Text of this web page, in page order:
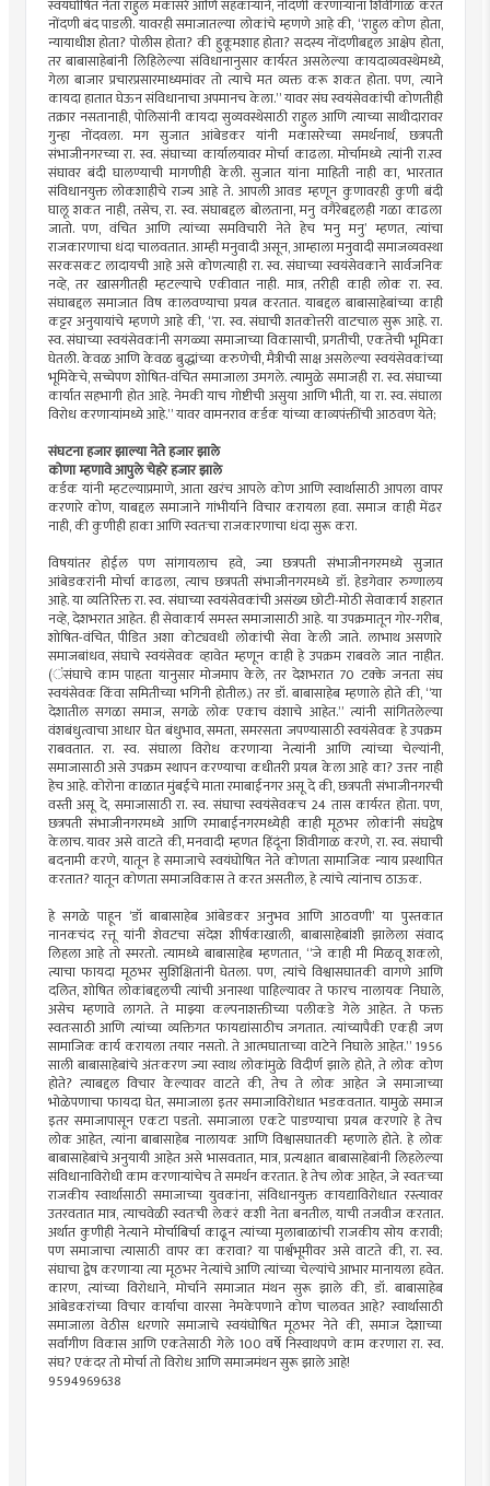
स्वयंघोषित नेता राहुल मकासरे आणि सहकाऱ्याने, नोंदणी करणाऱ्यांना शिवीगाळ करत
नोंदणी बंद पाडली. यावरही समाजातल्या लोकांचे म्हणणे आहे की, “राहुल कोण होता,
न्यायाधीश होता? पोलीस होता? की हुकूमशाह होता? सदस्य नोंदणीबद्दल आक्षेप होता,
तर बाबासाहेबांनी लिहिलेल्या संविधानानुसार कार्यरत असलेल्या कायदाव्यवस्थेमध्ये,
गेला बाजार प्रचारप्रसारमाध्यमांवर तो त्याचे मत व्यक्त करू शकत होता. पण, त्याने
कायदा हातात घेऊन संविधानाचा अपमानच केला.” यावर संघ स्वयंसेवकांची कोणतीही
तक्रार नसतानाही, पोलिसांनी कायदा सुव्यवस्थेसाठी राहुल आणि त्याच्या साथीदारावर
गुन्हा नोंदवला. मग सुजात आंबेडकर यांनी मकासरेच्या समर्थनार्थ, छत्रपती
संभाजीनगरच्या रा. स्व. संघाच्या कार्यालयावर मोर्चा काढला. मोर्चामध्ये त्यांनी रा.स्व
संघावर बंदी घालण्याची मागणीही केली. सुजात यांना माहिती नाही का, भारतात
संविधानयुक्त लोकशाहीचे राज्य आहे ते. आपली आवड म्हणून कुणावरही कुणी बंदी
घालू शकत नाही, तसेच, रा. स्व. संघाबद्दल बोलताना, मनु वगैरेबद्दलही गळा काढला
जातो. पण, वंचित आणि त्यांच्या समविचारी नेते हेच ‌‘मनु मनु‌’ म्हणत, त्यांचा
राजकारणाचा धंदा चालवतात. आम्ही मनुवादी असून, आम्हाला मनुवादी समाजव्यवस्था
सरकसकट लादायची आहे असे कोणत्याही रा. स्व. संघाच्या स्वयंसेवकाने सार्वजनिक
नव्हे, तर खासगीतही म्हटल्याचे एकीवात नाही. मात्र, तरीही काही लोक रा. स्व.
संघाबद्दल समाजात विष कालवण्याचा प्रयत्न करतात. याबद्दल बाबासाहेबांच्या काही
कट्टर अनुयायांचे म्हणणे आहे की, “रा. स्व. संघाची शतकोत्तरी वाटचाल सुरू आहे. रा.
स्व. संघाच्या स्वयंसेवकांनी सगळ्या समाजाच्या विकासाची, प्रगतीची, एकतेची भूमिका
घेतली. केवळ आणि केवळ बुद्धांच्या करुणेची, मैत्रीची साक्ष असलेल्या स्वयंसेवकांच्या
भूमिकेचे, सच्चेपण शोषित-वंचित समाजाला उमगले. त्यामुळे समाजही रा. स्व. संघाच्या
कार्यात सहभागी होत आहे. नेमकी याच गोष्टीची असुया आणि भीती, या रा. स्व. संघाला
विरोध करणाऱ्यांमध्ये आहे.” यावर वामनराव कर्डक यांच्या काव्यपंक्तींची आठवण येते;
संघटना हजार झाल्या नेते हजार झाले
कोणा म्हणावे आपुले चेहरे हजार झाले
कर्डक यांनी म्हटल्याप्रमाणे, आता खरंच आपले कोण आणि स्वार्थासाठी आपला वापर
करणारे कोण, याबद्दल समाजाने गांभीर्याने विचार करायला हवा. समाज काही मेंढर
नाही, की कुणीही हाका आणि स्वतःचा राजकारणाचा धंदा सुरू करा.
विषयांतर होईल पण सांगायलाच हवे, ज्या छत्रपती संभाजीनगरमध्ये सुजात
आंबेडकरांनी मोर्चा काढला, त्याच छत्रपती संभाजीनगरमध्ये डॉ. हेडगेवार रुग्णालय
आहे. या व्यतिरिक्त रा. स्व. संघाच्या स्वयंसेवकांची असंख्य छोटी-मोठी सेवाकार्य शहरात
नव्हे, देशभरात आहेत. ही सेवाकार्य समस्त समाजासाठी आहे. या उपक्रमातून गोर-गरीब,
शोषित-वंचित, पीडित अशा कोट्यवधी लोकांची सेवा केली जाते. लाभाथ असणारे
समाजबांधव, संघाचे स्वयंसेवक व्हावेत म्हणून काही हे उपक्रम राबवले जात नाहीत.
(ंसंघाचे काम पाहता यानुसार मोजमाप केले, तर देशभरात 70 टक्के जनता संघ
स्वयंसेवक किंवा समितीच्या भगिनी होतील.) तर डॉ. बाबासाहेब म्हणाले होते की, “या
देशातील सगळा समाज, सगळे लोक एकाच वंशाचे आहेत.” त्यांनी सांगितलेल्या
वंशबंधुत्वाचा आधार घेत बंधुभाव, समता, समरसता जपण्यासाठी स्वयंसेवक हे उपक्रम
राबवतात. रा. स्व. संघाला विरोध करणाऱ्या नेत्यांनी आणि त्यांच्या चेल्यांनी,
समाजासाठी असे उपक्रम स्थापन करण्याचा कधीतरी प्रयत्न केला आहे का? उत्तर नाही
हेच आहे. कोरोना काळात मुंबईचे माता रमाबाईनगर असू दे की, छत्रपती संभाजीनगरची
वस्ती असू दे, समाजासाठी रा. स्व. संघाचा स्वयंसेवकच 24 तास कार्यरत होता. पण,
छत्रपती संभाजीनगरमध्ये आणि रमाबाईनगरमध्येही काही मूठभर लोकांनी संघद्वेष
केलाच. यावर असे वाटते की, मनवादी म्हणत हिंदूंना शिवीगाळ करणे, रा. स्व. संघाची
बदनामी करणे, यातून हे समाजाचे स्वयंघोषित नेते कोणता सामाजिक न्याय प्रस्थापित
करतात? यातून कोणता समाजविकास ते करत असतील, हे त्यांचे त्यांनाच ठाऊक.
हे सगळे पाहून ‌‘डॉ बाबासाहेब आंबेडकर अनुभव आणि आठवणी‌’ या पुस्तकात
नानकचंद रत्तू यांनी शेवटचा संदेश शीर्षकाखाली, बाबासाहेबांशी झालेला संवाद
लिहला आहे तो स्मरतो. त्यामध्ये बाबासाहेब म्हणतात, “जे काही मी मिळवू शकलो,
त्याचा फायदा मूठभर सुशिक्षितांनी घेतला. पण, त्यांचे विश्वासघातकी वागणे आणि
दलित, शोषित लोकांबद्दलची त्यांची अनास्था पाहिल्यावर ते फारच नालायक निघाले,
असेच म्हणावे लागते. ते माझ्या कल्पनाशक्तीच्या पलीकडे गेले आहेत. ते फक्त
स्वतःसाठी आणि त्यांच्या व्यक्तिगत फायद्यांसाठीच जगतात. त्यांच्यापैकी एकही जण
सामाजिक कार्य करायला तयार नसतो. ते आत्मघाताच्या वाटेने निघाले आहेत.” 1956
साली बाबासाहेबांचे अंतःकरण ज्या स्वाथ लोकांमुळे विदीर्ण झाले होते, ते लोक कोण
होते? त्याबद्दल विचार केल्यावर वाटते की, तेच ते लोक आहेत जे समाजाच्या
भोळेपणाचा फायदा घेत, समाजाला इतर समाजाविरोधात भडकवतात. यामुळे समाज
इतर समाजापासून एकटा पडतो. समाजाला एकटे पाडण्याचा प्रयत्न करणारे हे तेच
लोक आहेत, त्यांना बाबासाहेब नालायक आणि विश्वासघातकी म्हणाले होते. हे लोक
बाबासाहेबांचे अनुयायी आहेत असे भासवतात, मात्र, प्रत्यक्षात बाबासाहेबांनी लिहलेल्या
संविधानाविरोधी काम करणाऱ्यांचेच ते समर्थन करतात. हे तेच लोक आहेत, जे स्वतःच्या
राजकीय स्वार्थासाठी समाजाच्या युवकांना, संविधानयुक्त कायद्याविरोधात रस्त्यावर
उतरवतात मात्र, त्याचवेळी स्वतःची लेकरं कशी नेता बनतील, याची तजवीज करतात.
अर्थात कुणीही नेत्याने मोर्चाबिर्चा काढून त्यांच्या मुलाबाळांची राजकीय सोय करावी;
पण समाजाचा त्यासाठी वापर का करावा? या पार्श्वभूमीवर असे वाटते की, रा. स्व.
संघाचा द्वेष करणाऱ्या त्या मूठभर नेत्यांचे आणि त्यांच्या चेल्यांचे आभार मानायला हवेत.
कारण, त्यांच्या विरोधाने, मोर्चाने समाजात मंथन सुरू झाले की, डॉ. बाबासाहेब
आंबेडकरांच्या विचार कार्याचा वारसा नेमकेपणाने कोण चालवत आहे? स्वार्थासाठी
समाजाला वेठीस धरणारे समाजाचे स्वयंघोषित मूठभर नेते की, समाज देशाच्या
सर्वांगीण विकास आणि एकतेसाठी गेले 100 वर्षे निस्वाथपणे काम करणारा रा. स्व.
संघ? एकंदर तो मोर्चा तो विरोध आणि समाजमंथन सुरू झाले आहे!
9594969638